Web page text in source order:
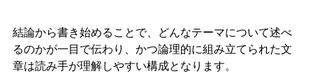
結論から書き始めることで、どんなテーマについて述べ
るのかが一目で伝わり、かつ論理的に組み立てられた文
章は読み手が理解しやすい構成となります。